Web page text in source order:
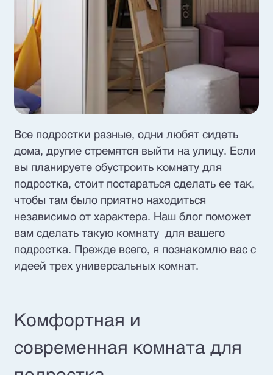
Все подростки разные, одни любят сидеть
дома, другие стремятся выйти на улицу. Если
вы планируете обустроить комнату для
подростка, стоит постараться сделать ее так,
чтобы там было приятно находиться
независимо от характера. Наш блог поможет
вам сделать такую комнату для вашего
подростка. Прежде всего, я познакомлю вас с
идеей трех универсальных комнат.
Комфортная и
современная комната для